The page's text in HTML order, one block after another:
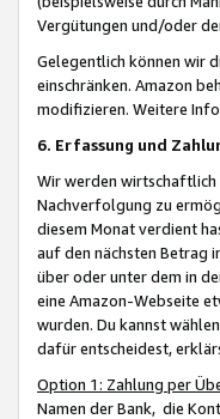
Vergütungen und/oder
Gelegentlich können wir
einschränken. Amazon
modifizieren. Weitere
6. Erfassung und
Wir werden wirtschaftlich
Nachverfolgung zu
diesem Monat verdient
auf den nächsten Betrag
über oder unter dem in
eine Amazon-Webseite
wurden. Du kannst
dafür entscheidest,
Option 1: Zahlung per
Namen der Bank, die